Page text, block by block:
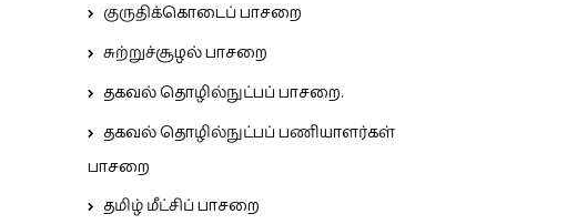
குருதிக்கொடைப் பாசறை
சுற்றுச்சூழல் பாசறை
தகவல் தொழில்நுட்பப் பாசறை.
தகவல் தொழில்நுட்பப் பணியாளர்கள்
பாசறை
தமிழ் மீட்சிப் பாசறை